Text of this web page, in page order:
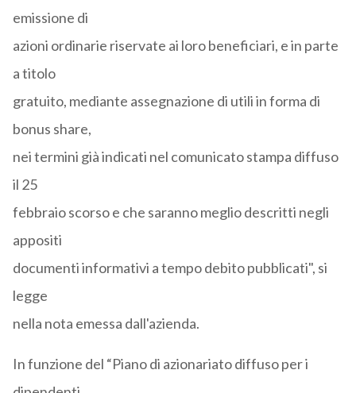
emissione di
azioni ordinarie riservate ai loro beneficiari, e in parte
a titolo
gratuito, mediante assegnazione di utili in forma di
bonus share,
nei termini già indicati nel comunicato stampa diffuso
il 25
febbraio scorso e che saranno meglio descritti negli
appositi
documenti informativi a tempo debito pubblicati", si
legge
nella nota emessa dall'azienda.
In funzione del “Piano di azionariato diffuso per i